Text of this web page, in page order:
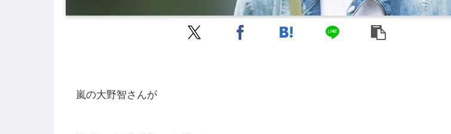
嵐の大野智さんが